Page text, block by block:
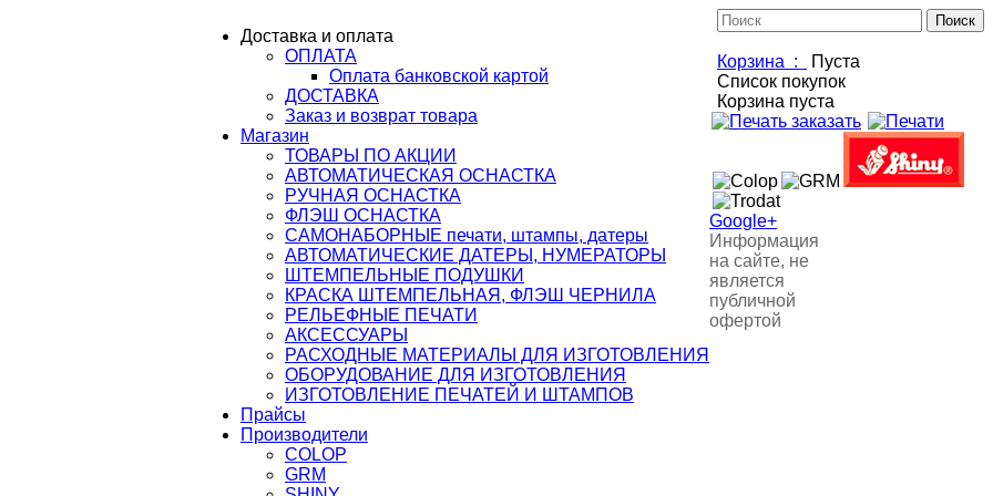
Корзина :
Пуста
Список покупок
Корзина пуста
Доставка и оплата
ОПЛАТА
Оплата банковской картой
ДОСТАВКА
Заказ и возврат товара
Магазин
ТОВАРЫ ПО АКЦИИ
АВТОМАТИЧЕСКАЯ ОСНАСТКА
РУЧНАЯ ОСНАСТКА
ФЛЭШ ОСНАСТКА
САМОНАБОРНЫЕ печати, штампы, датеры
АВТОМАТИЧЕСКИЕ ДАТЕРЫ, НУМЕРАТОРЫ
ШТЕМПЕЛЬНЫЕ ПОДУШКИ
КРАСКА ШТЕМПЕЛЬНАЯ, ФЛЭШ ЧЕРНИЛА
РЕЛЬЕФНЫЕ ПЕЧАТИ
АКСЕССУАРЫ
РАСХОДНЫЕ МАТЕРИАЛЫ ДЛЯ ИЗГОТОВЛЕНИЯ
ОБОРУДОВАНИЕ ДЛЯ ИЗГОТОВЛЕНИЯ
ИЗГОТОВЛЕНИЕ ПЕЧАТЕЙ И ШТАМПОВ
Прайсы
Производители
COLOP
GRM
Google+
Информация
на сайте, не
является
публичной
офертой